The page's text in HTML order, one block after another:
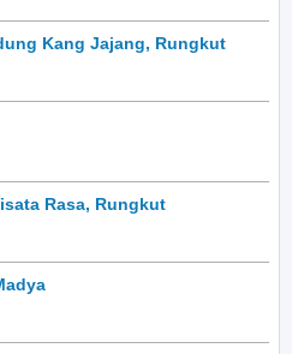
Kang Jajang, Rungkut
Rasa, Rungkut